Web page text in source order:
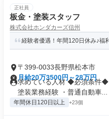
正社員
板金・塗装スタッフ
株式会社ホンダカーズ信州
経験者優遇！年間120日休み♪福
〒399-0033長野県松本市
月給20万3500円～28万円
求めている人材 ◆必須条件◆
塗装業務経験 ・普通自動車...
年間休日120日以上 +23個